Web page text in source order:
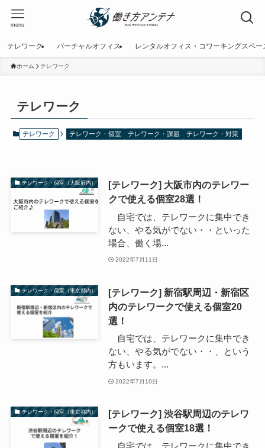
menu
テレワーク バーチャルオフィス レンタルオフィス・コワーキングスペー
ホーム テレワーク
テレワーク
テレワーク テレワーク・個室 テレワーク・課題 テレワーク・対策
テレワーク・個室（大阪府内）
[テレワーク] 大阪市内のテレワー
クで使える個室28選！
自宅では、テレワークに集中でき
ない、やる気がでない・・といった
場合、働く場...
2022年7月11日
テレワーク・個室（東京都内）
[テレワーク] 新宿駅周辺・新宿区
内のテレワークで使える個室20
選！
自宅では、テレワークに集中でき
ない、やる気がでない・・、という
方もいます。...
2022年7月10日
テレワーク・個室（東京都内）
[テレワーク] 渋谷駅周辺のテレワ
ークで使える個室18選！
自宅では、テレワークに集中でき